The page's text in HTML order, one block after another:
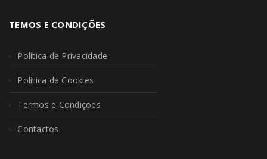
TEMOS E CONDIÇÕES
Política de Privacidade
Política de Cookies
Termos e Condições
Contactos